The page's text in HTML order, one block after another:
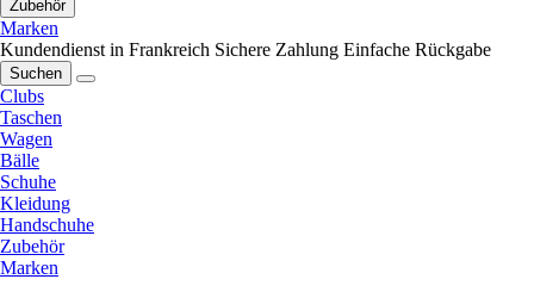
Zubehör
Marken
Kundendienst in Frankreich Sichere Zahlung Einfache Rückgabe
Suchen
Clubs
Taschen
Wagen
Bälle
Schuhe
Kleidung
Handschuhe
Zubehör
Marken